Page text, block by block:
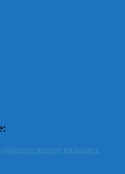
может называть